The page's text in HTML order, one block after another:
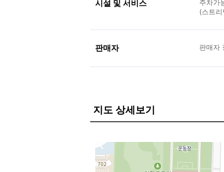
시설 및 서비스
주차가
(스트
판매자 판매자
지도 상세보기